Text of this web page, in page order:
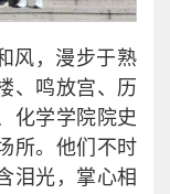
风，漫步于熟
、鸣放宫、历
化学学院院史
所。他们不时
泪光，掌心相